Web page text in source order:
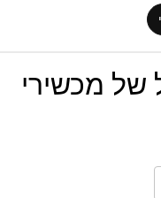
של מכשירי